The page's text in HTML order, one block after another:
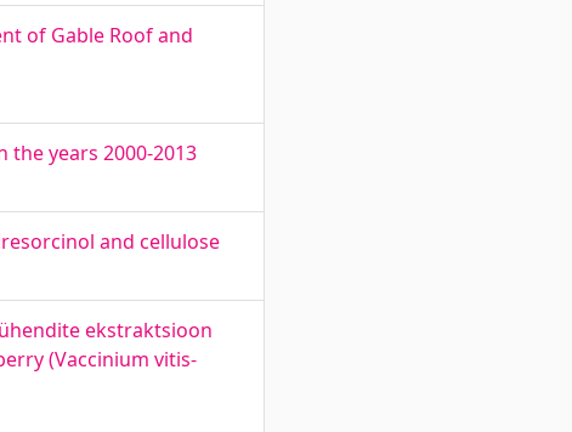
of Gable Roof and
the years 2000-2013
and cellulose
ekstraktsioon
(Vaccinium vitis-